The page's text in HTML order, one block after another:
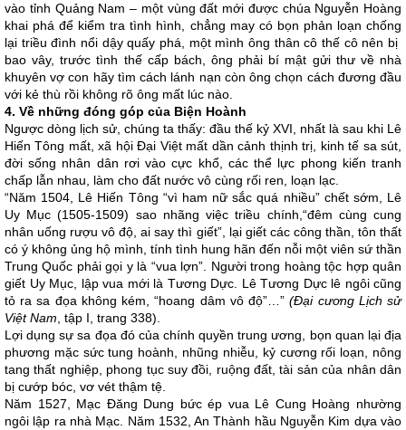
vào tỉnh Quảng Nam – một vùng đất mới được chúa Nguyễn Hoàng
khai phá để kiểm tra tình hình, chẳng may có bọn phản loạn chống
lại triều đình nổi dậy quấy phá, một mình ông thân cô thế cô nên bị
bao vây, trước tình thế cấp bách, ông phải bí mật gửi thư về nhà
khuyên vợ con hãy tìm cách lánh nạn còn ông chọn cách đương đầu
với kẻ thù rồi không rõ ông mất lúc nào.
4. Về những đóng góp của Biện Hoành
Ngược dòng lịch sử, chúng ta thấy: đầu thế kỷ XVI, nhất là sau khi Lê
Hiến Tông mất, xã hội Đại Việt mất dần cảnh thịnh trị, kinh tế sa sút,
đời sống nhân dân rơi vào cực khổ, các thể lực phong kiến tranh
chấp lẫn nhau, làm cho đất nước vô cùng rối ren, loạn lạc.
“Năm 1504, Lê Hiến Tông “vì ham nữ sắc quá nhiều” chết sớm, Lê
Uy Mục (1505-1509) sao nhãng việc triều chính,“đêm cùng cung
nhân uống rượu vô độ, ai say thì giết”, lại giết các công thần, tôn thất
có ý không ủng hộ mình, tính tình hung hãn đến nỗi một viên sứ thần
Trung Quốc phải gọi y là “vua lợn”. Người trong hoàng tộc hợp quân
giết Uy Mục, lập vua mới là Tương Dực. Lê Tương Dực lê ngôi cũng
tỏ ra sa đọa không kém, “hoang dâm vô độ”…”(Đại cương Lịch sử
Việt Nam , tập I, trang 338).
Lợi dụng sự sa đọa đó của chính quyền trung ương, bọn quan lại địa
phương mặc sức tung hoành, nhũng nhiễu, kỷ cương rối loạn, nông
tang thất nghiệp, phong tục suy đồi, ruộng đất, tài sản của nhân dân
bị cướp bóc, vơ vét thậm tệ.
Năm 1527, Mạc Đăng Dung bức ép vua Lê Cung Hoàng nhường
ngôi lập ra nhà Mạc. Năm 1532, An Thành hầu Nguyễn Kim dựa vào